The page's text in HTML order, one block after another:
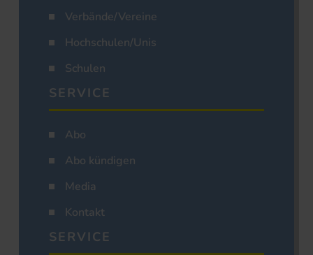
Verbände/Vereine
Hochschulen/Unis
Schulen
SERVICE
Abo
Abo kündigen
Media
Kontakt
SERVICE